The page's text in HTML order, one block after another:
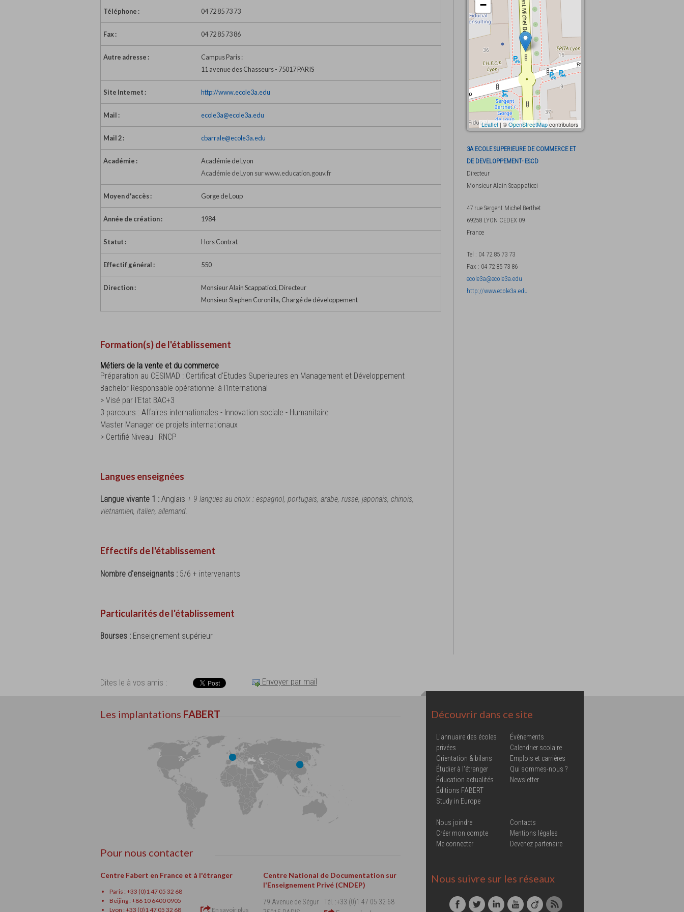
Téléphone : 04 72 85 73 73
Fax : 04 72 85 73 86
Autre adresse :
Campus Paris :
11 avenue des Chasseurs - 75017 PARIS
Site Internet : http://www.ecole3a.edu
Mail : ecole3a@ecole3a.edu
Mail 2 : cbarrale@ecole3a.edu
Académie :
Académie de Lyon
Académie de Lyon sur www.education.gouv.fr
Moyen d'accès : Gorge de Loup
Année de création : 1984
Statut : Hors Contrat
Effectif général : 550
Direction :
Monsieur Alain Scappaticci, Directeur
Monsieur Stephen Coronilla, Chargé de développement
Formation(s) de l'établissement
Métiers de la vente et du commerce
Préparation au CESIMAD : Certificat d'Etudes Superieures en Management et Développement
Bachelor Responsable opérationnel à l'International
> Visé par l'Etat BAC+3
3 parcours : Affaires internationales - Innovation sociale - Humanitaire
Master Manager de projets internationaux
> Certifié Niveau I RNCP
Langues enseignées
Langue vivante 1 : Anglais + 9 langues au choix : espagnol, portugais, arabe, russe, japonais, chinois,
vietnamien, italien, allemand.
Effectifs de l'établissement
Nombre d'enseignants : 5/6 + intervenants
Particularités de l'établissement
Bourses : Enseignement supérieur
−
Leaflet | ©OpenStreetMapcontributors
3A ECOLE SUPERIEURE DE COMMERCE ET
DE DEVELOPPEMENT- ESCD
Directeur
Monsieur Alain Scappaticci
47 rue Sergent Michel Berthet
69258 LYON CEDEX 09
France
Tel : 04 72 85 73 73
Fax : 04 72 85 73 86
ecole3a@ecole3a.edu
http://www.ecole3a.edu
Dites le à vos amis : Envoyer par mail
Les implantations FABERT
Pour nous contacter
Centre Fabert en France et à l'étranger
Paris : +33 (0)1 47 05 32 68
Beijing : +86 10 6400 0905
Lyon : +33 (0)1 47 05 32 68
En savoir plus
Centre National de Documentation sur
l'Enseignement Privé (CNDEP)
79 Avenue de Ségur
Tél. :+33 (0)1 47 05 32 68
Découvrir dans ce site
L'annuaire des écoles
privées
Orientation & bilans
Étudier à l'étranger
Éducation actualités
Éditions FABERT
Study in Europe
Évènements
Calendrier scolaire
Emplois et carrières
Qui sommes-nous ?
Newsletter
Nous joindre
Créer mon compte
Me connecter
Contacts
Mentions légales
Devenez partenaire
Nous suivre sur les réseaux